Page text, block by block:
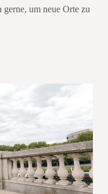
um neue Orte zu